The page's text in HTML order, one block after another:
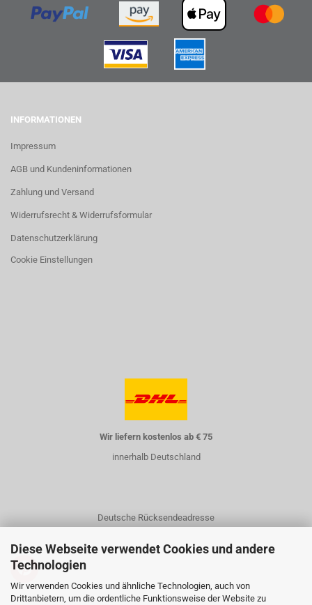
Diese Webseite verwendet Cookies und andere
Technologien
Wir verwenden Cookies und ähnliche Technologien, auch von
Drittanbietern, um die ordentliche Funktionsweise der Website zu
INFORMATIONEN
Impressum
AGB und Kundeninformationen
Zahlung und Versand
Widerrufsrecht & Widerrufsformular
Datenschutzerklärung
Cookie Einstellungen
Wir liefern kostenlos ab € 75
innerhalb Deutschland
Deutsche Rücksendeadresse